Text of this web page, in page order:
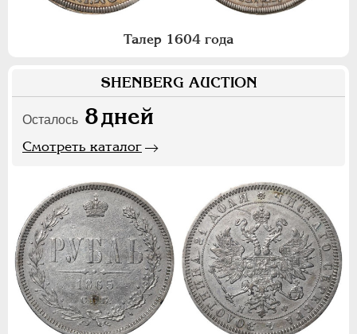
Талер 1604 года
SHENBERG AUCTION
Осталось 8дней
Смотреть каталог